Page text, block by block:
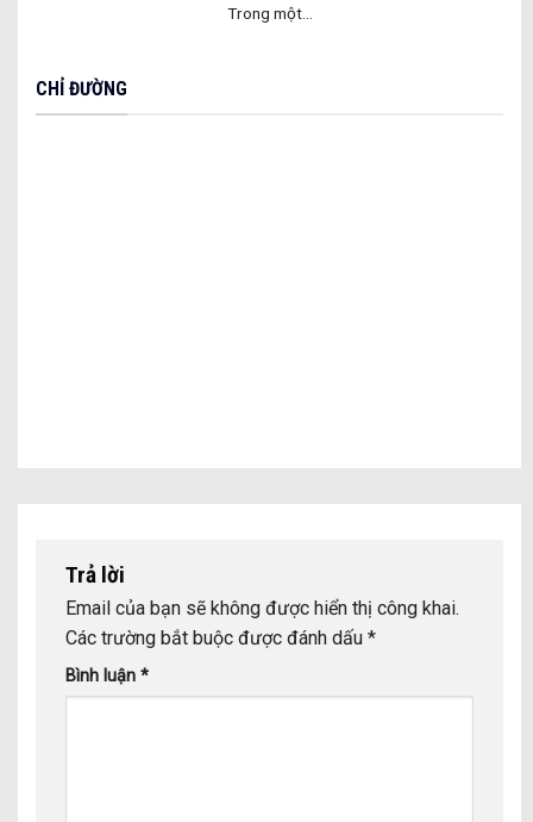
Trong một...
CHỈ ĐƯỜNG
Trả lời
Email của bạn sẽ không được hiển thị công khai.
Các trường bắt buộc được đánh dấu *
Bình luận *